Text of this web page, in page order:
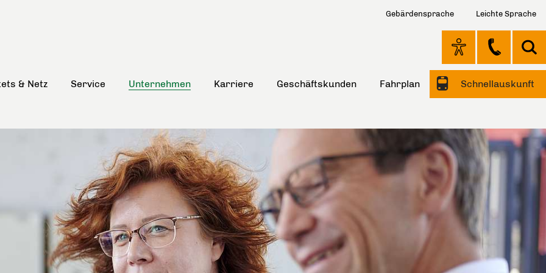
Gebärdensprache Leichte Sprache
& Netz Service Unternehmen Karriere Geschäftskunden Fahrplan Schnellauskunft